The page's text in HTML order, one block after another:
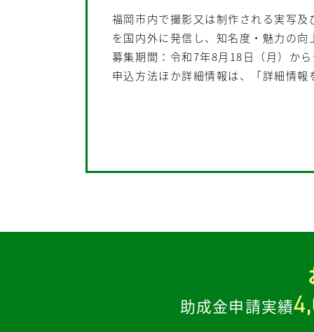
福岡市内で撮影又は制作される実写
を国内外に発信し、知名度・魅力の
募集期間：令和7年8月18日（月）か
申込方法ほか詳細情報は、「詳細情
助成金申請実績